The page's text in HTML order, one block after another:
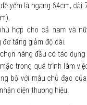
yếm là ngang 64cm, dài
hợp cho cả nam và
tăng giảm độ dài.
hàng đầu có tác
trong quá trình làm
bộ với màu chủ đạo
diện thương hiệu.